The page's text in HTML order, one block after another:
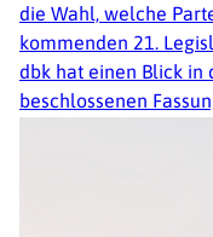
die Wahl, welche
kommenden 21.
dbk hat einen Blick in
beschlossenen